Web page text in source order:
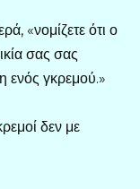
«νομίζετε ότι ο
σας σας
ενός γκρεμού.»
δεν με